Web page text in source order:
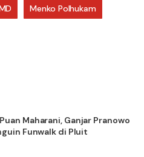
Menko Polhukam
Maharani, Ganjar Pranowo
Funwalk di Pluit